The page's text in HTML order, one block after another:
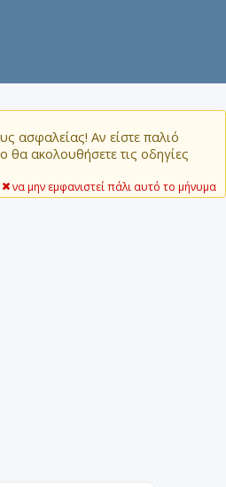
ασφαλείας! Αν είστε παλιό
θα ακολουθήσετε τις οδηγίες
να μην εμφανιστεί πάλι αυτό το μήνυμα